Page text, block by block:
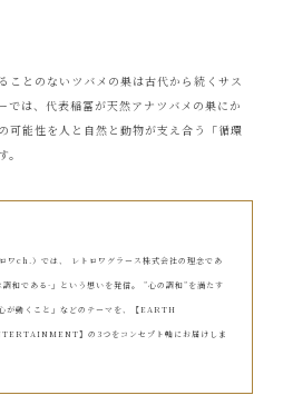
ことのないツバメの巣は古代から続くサス
では、代表稲冨が天然アナツバメの巣にか
可能性を人と自然と動物が支え合う「循環
ワch.）では、 レトロワグラース株式会社の理念であ
である-」という想いを発信。 ”心の調和”を満たす
が動くこと」などのテーマを、【EARTH
】の3つをコンセプト軸にお届けしま